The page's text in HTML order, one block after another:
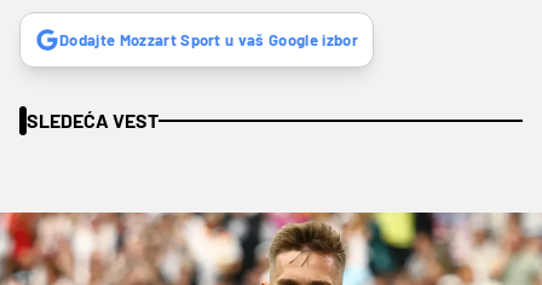
Dodajte Mozzart Sport u vaš Google izbor
SLEDEĆA VEST